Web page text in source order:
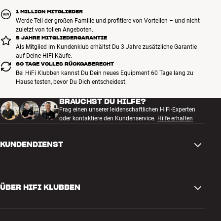
1 MILLION MITGLIEDER
Werde Teil der großen Familie und profitiere von Vorteilen – und nicht
zuletzt von tollen Angeboten.
5 JAHRE MITGLIEDERGARANTIE
Als Mitglied im Kundenklub erhältst Du 3 Jahre zusätzliche Garantie
auf Deine HiFi-Käufe.
60 TAGE VOLLES RÜCKGABERECHT
Bei HiFi Klubben kannst Du Dein neues Equipment 60 Tage lang zu
Hause testen, bevor Du Dich entscheidest.
BRAUCHST DU HILFE?
Frag einen unserer leidenschaftlichen HiFi-Experten
oder kontaktiere den Kundenservice. Hilfe erhalten
KUNDENDIENST
Rückgabe und Reklamation
ÜBER HIFI KLUBBEN